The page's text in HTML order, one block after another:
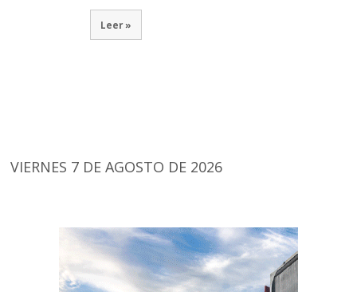
Leer »
VIERNES 7 DE AGOSTO DE 2026